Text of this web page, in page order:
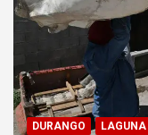
DURANGO LAGUNA